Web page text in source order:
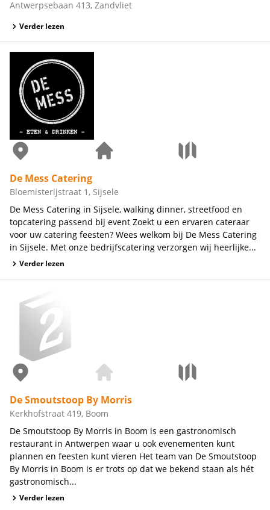
Antwerpsebaan 413, Zandvliet
Verder lezen
De Mess Catering
Bloemisterijstraat 1, Sijsele
De Mess Catering in Sijsele, walking dinner, streetfood en
topcatering passend bij event Zoekt u een ervaren cateraar
voor uw catering feesten? Wees welkom bij De Mess Catering
in Sijsele. Met onze bedrijfscatering verzorgen wij heerlijke...
Verder lezen
De Smoutstoop By Morris
Kerkhofstraat 419, Boom
De Smoutstoop By Morris in Boom is een gastronomisch
restaurant in Antwerpen waar u ook evenementen kunt
plannen en feesten kunt vieren Het team van De Smoutstoop
By Morris in Boom is er trots op dat we bekend staan als hét
gastronomisch...
Verder lezen